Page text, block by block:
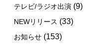
テレビ/ラジオ出演 (9)
NEWリリース (33)
お知らせ (153)